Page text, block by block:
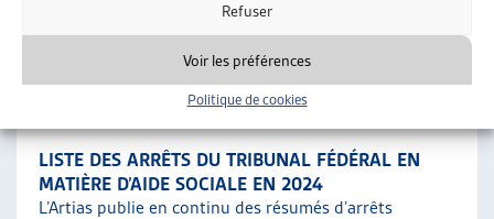
Refuser
Voir les préférences
Politique de cookies
SUR LE MÊME THÈME…
DOSSIER DE VEILLE•REVUE DES ARRÊTS DU TF
LISTE DES ARRÊTS DU TRIBUNAL FÉDÉRAL EN
MATIÈRE D’AIDE SOCIALE EN 2024
L’Artias publie en continu des résumés d’arrêts